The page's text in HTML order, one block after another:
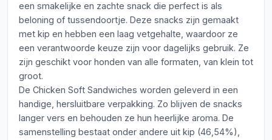
een smakelijke en zachte snack die perfect is als
beloning of tussendoortje. Deze snacks zijn gemaakt
met kip en hebben een laag vetgehalte, waardoor ze
een verantwoorde keuze zijn voor dagelijks gebruik. Ze
zijn geschikt voor honden van alle formaten, van klein tot
groot.
De Chicken Soft Sandwiches worden geleverd in een
handige, hersluitbare verpakking. Zo blijven de snacks
langer vers en behouden ze hun heerlijke aroma. De
samenstelling bestaat onder andere uit kip (46,54%),